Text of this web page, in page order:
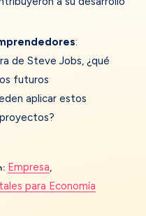
:
de Steve Jobs, ¿qué
futuros
aplicar estos
Empresa,
para Economía